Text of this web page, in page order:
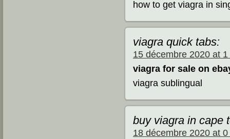
how to get viagra in
viagra quick tabs:
15 décembre 2020 at
viagra for sale on
viagra sublingual
buy viagra in cape
18 décembre 2020 at